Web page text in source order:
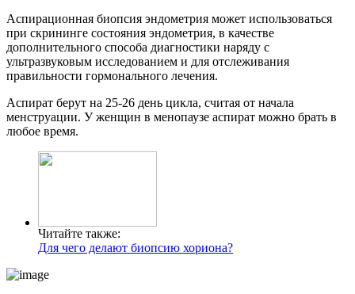
Аспирационная биопсия эндометрия может использоваться
при скрининге состояния эндометрия, в качестве
дополнительного способа диагностики наряду с
ультразвуковым исследованием и для отслеживания
правильности гормонального лечения.
Аспират берут на 25-26 день цикла, считая от начала
менструации. У женщин в менопаузе аспират можно брать в
любое время.
Читайте также:
Для чего делают биопсию хориона?